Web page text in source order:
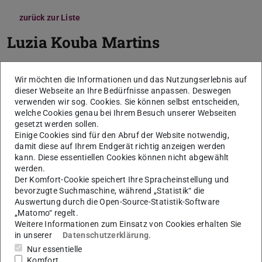
zurück zur Liste
Luzia Kouba Martins
K
Wir möchten die Informationen und das Nutzungserlebnis auf
dieser Webseite an Ihre Bedürfnisse anpassen. Deswegen
verwenden wir sog. Cookies. Sie können selbst entscheiden,
welche Cookies genau bei Ihrem Besuch unserer Webseiten
gesetzt werden sollen.
Einige Cookies sind für den Abruf der Website notwendig,
damit diese auf Ihrem Endgerät richtig anzeigen werden
kann. Diese essentiellen Cookies können nicht abgewählt
werden.
Der Komfort-Cookie speichert Ihre Spracheinstellung und
bevorzugte Suchmaschine, während „Statistik“ die
Auswertung durch die Open-Source-Statistik-Software
„Matomo“ regelt.
Weitere Informationen zum Einsatz von Cookies erhalten Sie
in unserer
Datenschutzerklärung.
Nur essentielle
Komfort